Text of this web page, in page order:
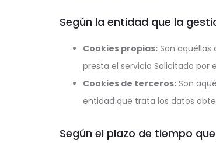
Según la entidad que la
Cookies propias: Son
presta el servicio Solicitado por
Cookies de terceros: Son
entidad que trata los datos
Según el plazo de tiempo